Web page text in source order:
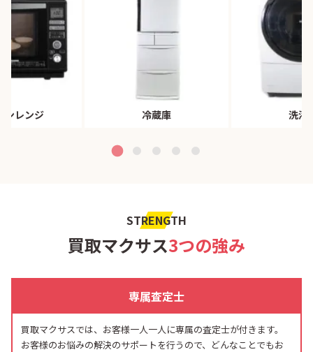
ンレンジ 冷蔵庫 洗濯
STRENGTH
買取マクサス3つの強み
専属査定士
買取マクサスでは、お客様一人一人に専属の査定士が付きます。
お客様のお悩みの解決のサポートを行うので、どんなことでもお